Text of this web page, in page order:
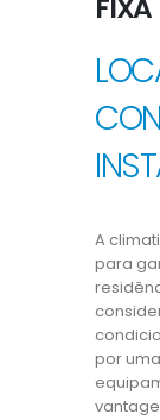
A
para
por